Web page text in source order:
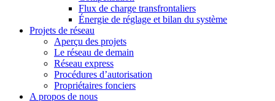
Flux de charge transfrontaliers
Énergie de réglage et bilan du système
Projets de réseau
Aperçu des projets
Le réseau de demain
Réseau express
Procédures d’autorisation
Propriétaires fonciers
A propos de nous